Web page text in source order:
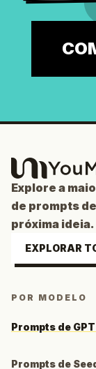
Explore a
de prompts
próxima ideia.
EXPLORAR
POR MODELO
Prompts de
Prompts de